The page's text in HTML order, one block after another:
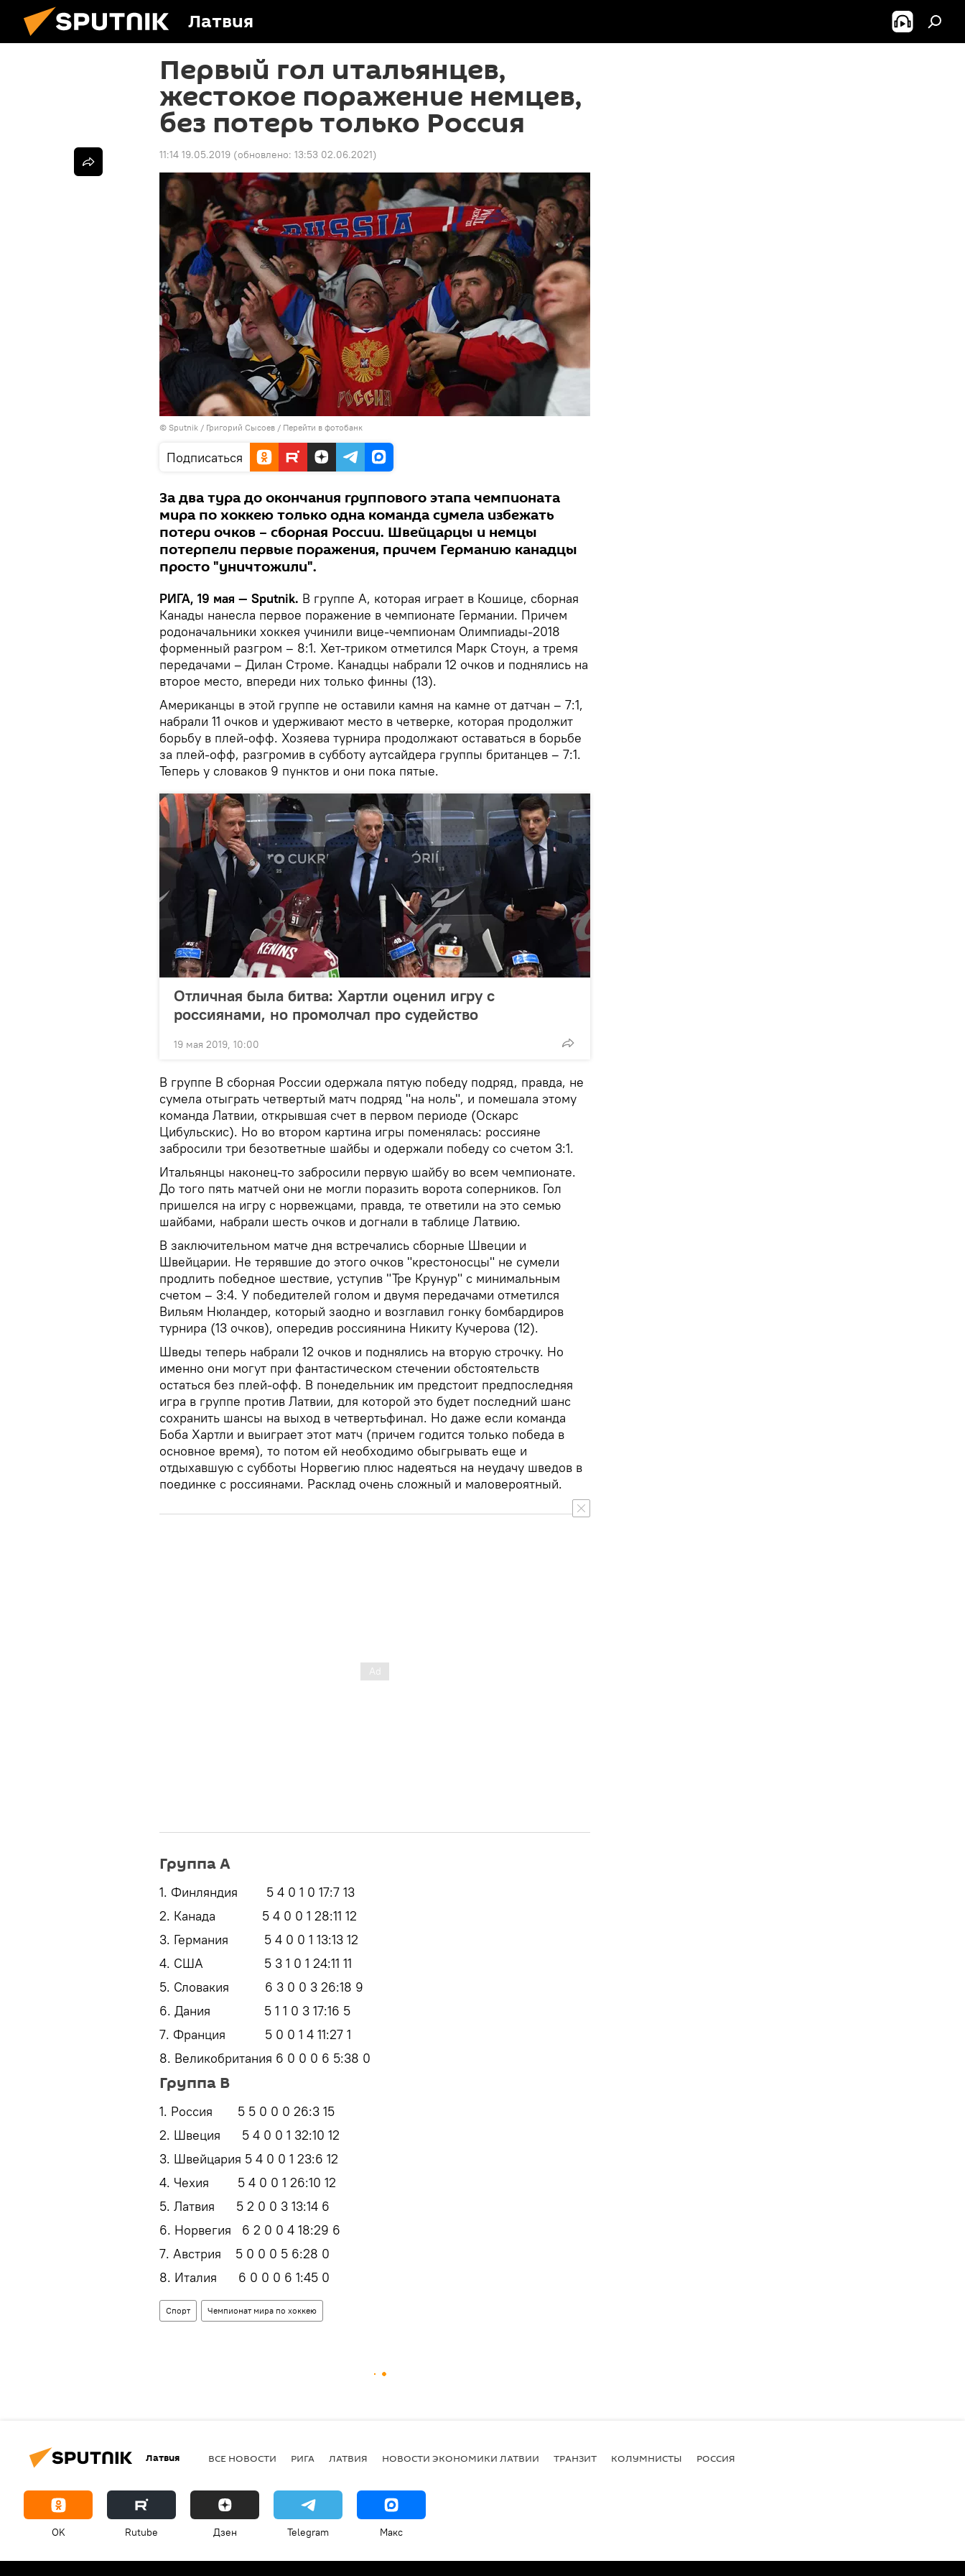
Латвия
Первый гол итальянцев,
жестокое поражение немцев,
без потерь только Россия
11:14 19.05.2019 (обновлено: 13:53 02.06.2021)
© Sputnik / Григорий Сысоев / Перейти в фотобанк
Подписаться
За два тура до окончания группового этапа чемпионата
мира по хоккею только одна команда сумела избежать
потери очков – сборная России. Швейцарцы и немцы
потерпели первые поражения, причем Германию канадцы
просто "уничтожили".
РИГА, 19 мая — Sputnik. В группе А, которая играет в Кошице, сборная
Канады нанесла первое поражение в чемпионате Германии. Причем
родоначальники хоккея учинили вице-чемпионам Олимпиады-2018
форменный разгром – 8:1. Хет-триком отметился Марк Стоун, а тремя
передачами – Дилан Строме. Канадцы набрали 12 очков и поднялись на
второе место, впереди них только финны (13).
Американцы в этой группе не оставили камня на камне от датчан – 7:1,
набрали 11 очков и удерживают место в четверке, которая продолжит
борьбу в плей-офф. Хозяева турнира продолжают оставаться в борьбе
за плей-офф, разгромив в субботу аутсайдера группы британцев – 7:1.
Теперь у словаков 9 пунктов и они пока пятые.
Отличная была битва: Хартли оценил игру с
россиянами, но промолчал про судейство
19 мая 2019, 10:00
В группе В сборная России одержала пятую победу подряд, правда, не
сумела отыграть четвертый матч подряд "на ноль", и помешала этому
команда Латвии, открывшая счет в первом периоде (Оскарс
Цибульскис). Но во втором картина игры поменялась: россияне
забросили три безответные шайбы и одержали победу со счетом 3:1.
Итальянцы наконец-то забросили первую шайбу во всем чемпионате.
До того пять матчей они не могли поразить ворота соперников. Гол
пришелся на игру с норвежцами, правда, те ответили на это семью
шайбами, набрали шесть очков и догнали в таблице Латвию.
В заключительном матче дня встречались сборные Швеции и
Швейцарии. Не терявшие до этого очков "крестоносцы" не сумели
продлить победное шествие, уступив "Тре Крунур" с минимальным
счетом – 3:4. У победителей голом и двумя передачами отметился
Вильям Нюландер, который заодно и возглавил гонку бомбардиров
турнира (13 очков), опередив россиянина Никиту Кучерова (12).
Шведы теперь набрали 12 очков и поднялись на вторую строчку. Но
именно они могут при фантастическом стечении обстоятельств
остаться без плей-офф. В понедельник им предстоит предпоследняя
игра в группе против Латвии, для которой это будет последний шанс
сохранить шансы на выход в четвертьфинал. Но даже если команда
Боба Хартли и выиграет этот матч (причем годится только победа в
основное время), то потом ей необходимо обыгрывать еще и
отдыхавшую с субботы Норвегию плюс надеяться на неудачу шведов в
поединке с россиянами. Расклад очень сложный и маловероятный.
Группа А
1. Финляндия 5 4 0 1 0 17:7 13
2. Канада 5 4 0 0 1 28:11 12
3. Германия 5 4 0 0 1 13:13 12
4. США 5 3 1 0 1 24:11 11
5. Словакия 6 3 0 0 3 26:18 9
6. Дания 5 1 1 0 3 17:16 5
7. Франция 5 0 0 1 4 11:27 1
8. Великобритания 6 0 0 0 6 5:38 0
Группа В
1. Россия 5 5 0 0 0 26:3 15
2. Швеция 5 4 0 0 1 32:10 12
3. Швейцария 5 4 0 0 1 23:6 12
4. Чехия 5 4 0 0 1 26:10 12
5. Латвия 5 2 0 0 3 13:14 6
6. Норвегия 6 2 0 0 4 18:29 6
7. Австрия 5 0 0 0 5 6:28 0
8. Италия 6 0 0 0 6 1:45 0
Спорт Чемпионат мира по хоккею
Латвия ВСЕ НОВОСТИ РИГА ЛАТВИЯ НОВОСТИ ЭКОНОМИКИ ЛАТВИИ ТРАНЗИТ КОЛУМНИСТЫ РОССИЯ
OK Rutube Дзен Telegram Макс